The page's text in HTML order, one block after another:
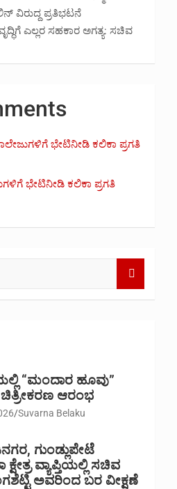
ವಿರುದ್ದ ಪ್ರತಿಭಟನೆ
ಎಲ್ಲರ ಸಹಕಾರ ಅಗತ್ಯ: ಸಚಿವ
ಭೇಟಿನೀಡಿ ಕಲಿಕಾ ಪ್ರಗತಿ
ಭೇಟಿನೀಡಿ ಕಲಿಕಾ ಪ್ರಗತಿ
“ಮಂದಾರ ಹೂವು”
ಆರಂಭ
Suvarna Belaku
ಗುಂಡ್ಲುಪೇಟೆ
ವ್ಯಾಪ್ತಿಯಲ್ಲಿ ಸಚಿವ
ಅವರಿಂದ ಬರ ವೀಕ್ಷಣೆ